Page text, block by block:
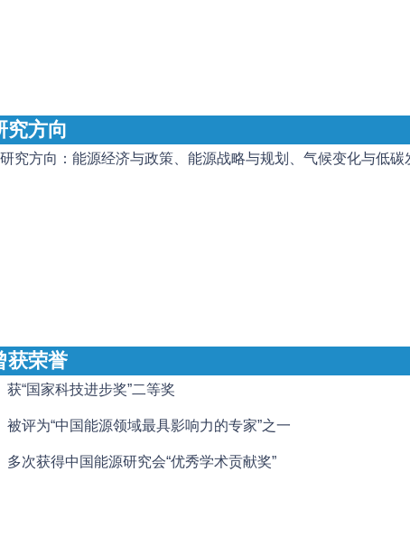
究方向
究方向：能源经济与政策、能源战略与规划、气候变化与低碳
获荣誉
获“国家科技进步奖”二等奖
被评为“中国能源领域最具影响力的专家”之一
多次获得中国能源研究会“优秀学术贡献奖”